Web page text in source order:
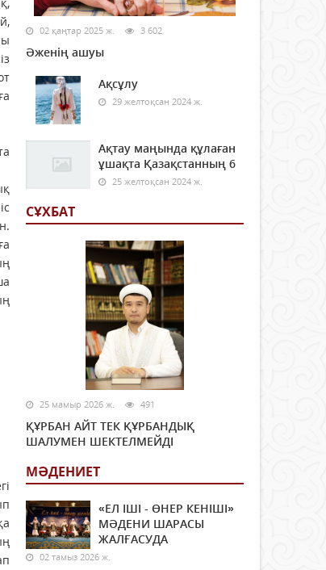
02 қаңтар 2025 ж. 3 602
Әженің ашуы
Ақсұлу
29 желтоқсан 2024 ж.
Ақтау маңында құлаған
ұшақта Қазақстанның 6
25 желтоқсан 2024 ж.
СҰХБАТ
25 мамыр 2026 ж. 491
ҚҰРБАН АЙТ ТЕК ҚҰРБАНДЫҚ
ШАЛУМЕН ШЕКТЕЛМЕЙДІ
МӘДЕНИЕТ
«ЕЛ ІШІ - ӨНЕР КЕНІШІ»
МӘДЕНИ ШАРАСЫ
ЖАЛҒАСУДА
02 тамыз 2026 ж.